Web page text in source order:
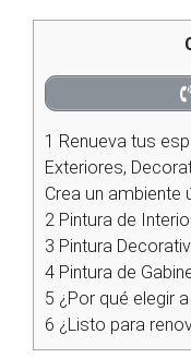
1 Renueva tus
Exteriores,
Crea un ambiente
2 Pintura de
3 Pintura
4 Pintura de
5 ¿Por qué elegir
6 ¿Listo para